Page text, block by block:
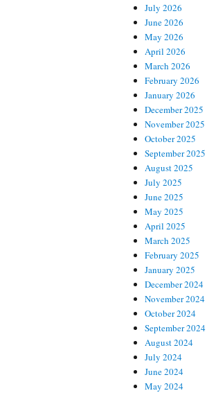
July 2026
June 2026
May 2026
April 2026
March 2026
February 2026
January 2026
December 2025
November 2025
October 2025
September 2025
August 2025
July 2025
June 2025
May 2025
April 2025
March 2025
February 2025
January 2025
December 2024
November 2024
October 2024
September 2024
August 2024
July 2024
June 2024
May 2024